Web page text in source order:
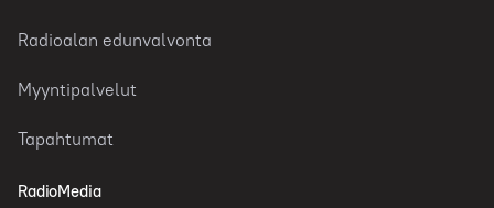
Radioalan edunvalvonta
Myyntipalvelut
Tapahtumat
RadioMedia